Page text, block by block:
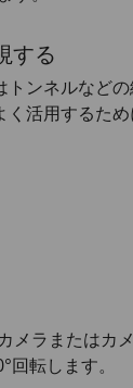
する
トンネルなど
く活用するた
メラまたはカ
回転します。